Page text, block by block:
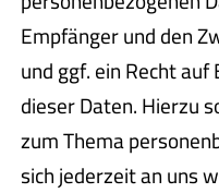
Empfänger und den
und ggf. ein Recht
dieser Daten. Hierzu
zum Thema
sich jederzeit an uns